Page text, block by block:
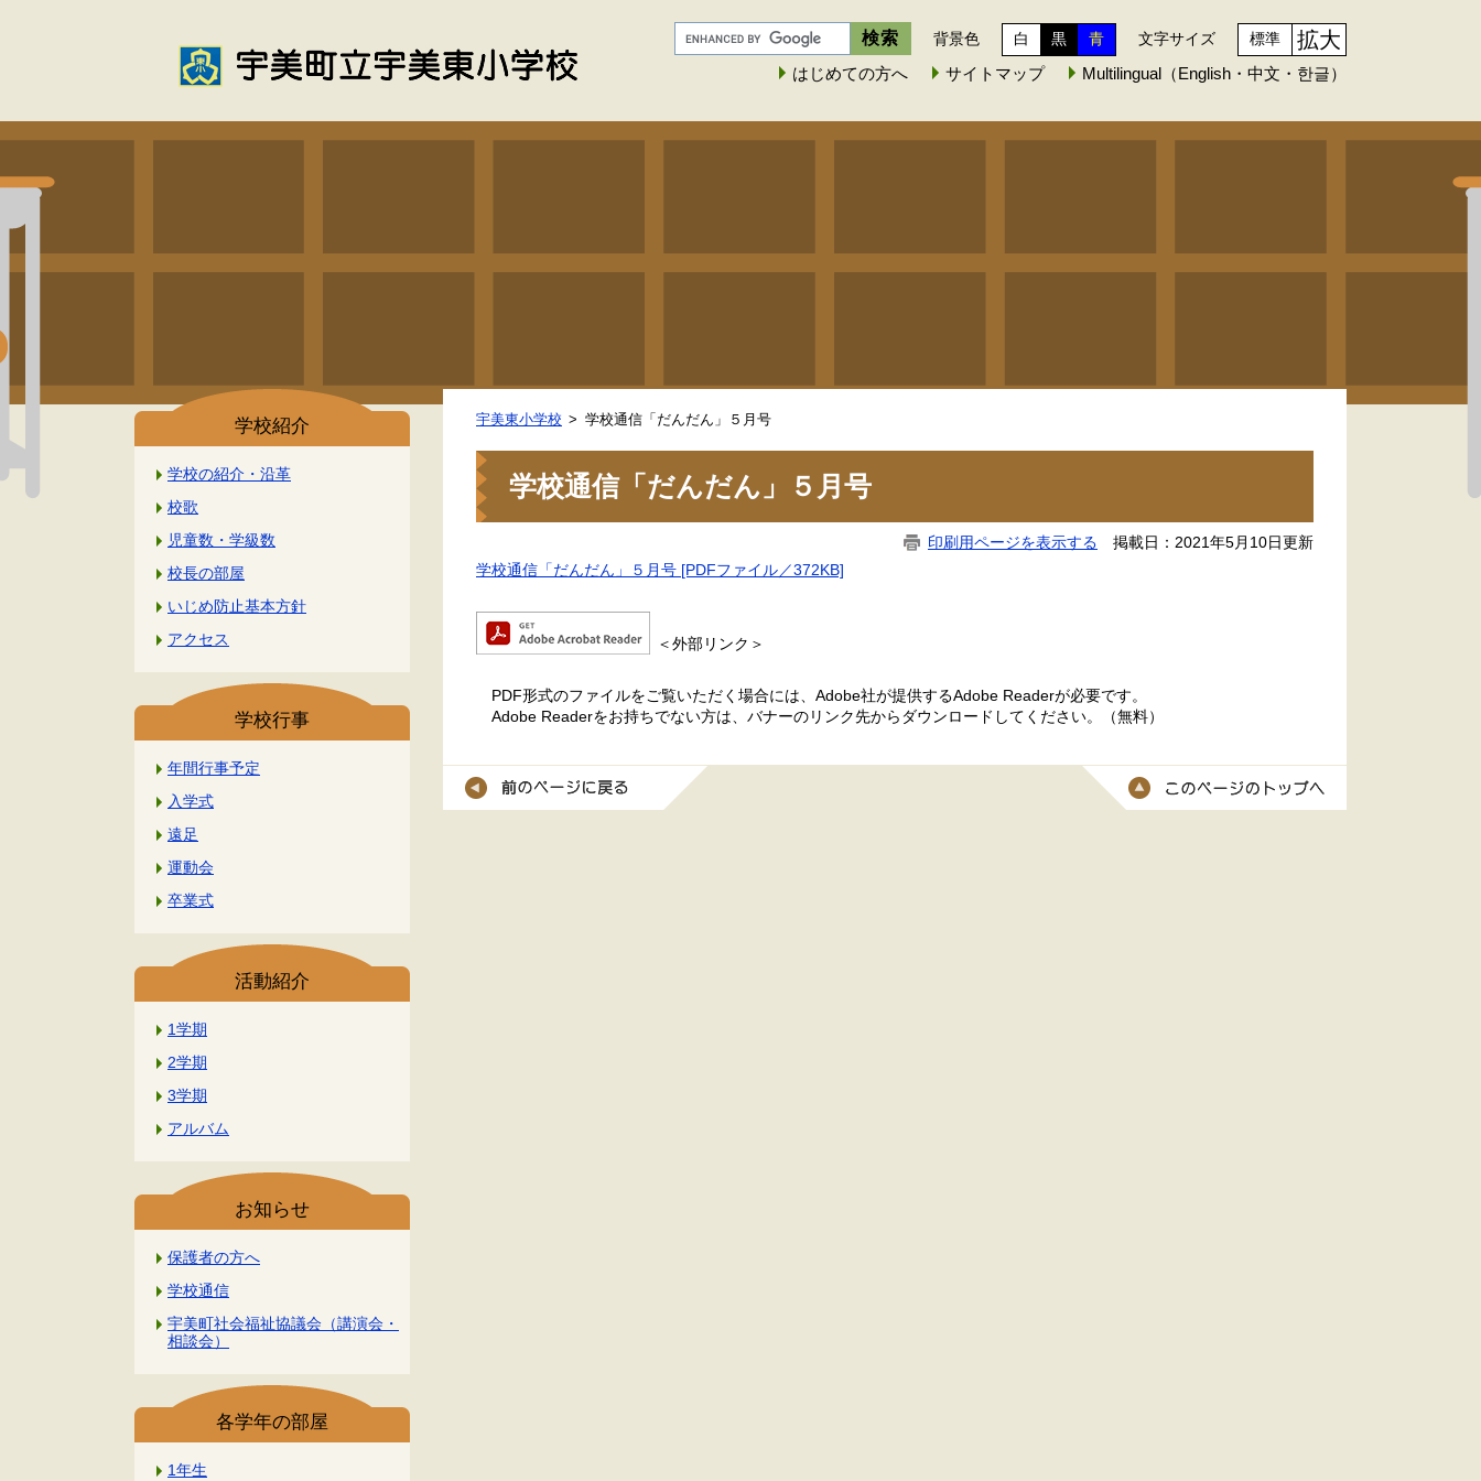
背景色 白 黒 青 文字サイズ 標準 拡大
はじめての方へ サイトマップ Multilingual（English・中文・한글）
学校紹介
学校の紹介・沿革
校歌
児童数・学級数
校長の部屋
いじめ防止基本方針
アクセス
学校行事
年間行事予定
入学式
遠足
運動会
卒業式
活動紹介
1学期
2学期
3学期
アルバム
お知らせ
保護者の方へ
学校通信
宇美町社会福祉協議会（講演会・
相談会）
各学年の部屋
1年生
宇美東小学校 学校通信「だんだん」５月号
学校通信「だんだん」５月号
印刷用ページを表示する 掲載日：2021年5月10日更新
学校通信「だんだん」５月号 [PDFファイル／372KB]
＜外部リンク＞
PDF形式のファイルをご覧いただく場合には、Adobe社が提供するAdobe Readerが必要です。
Adobe Readerをお持ちでない方は、バナーのリンク先からダウンロードしてください。（無料）